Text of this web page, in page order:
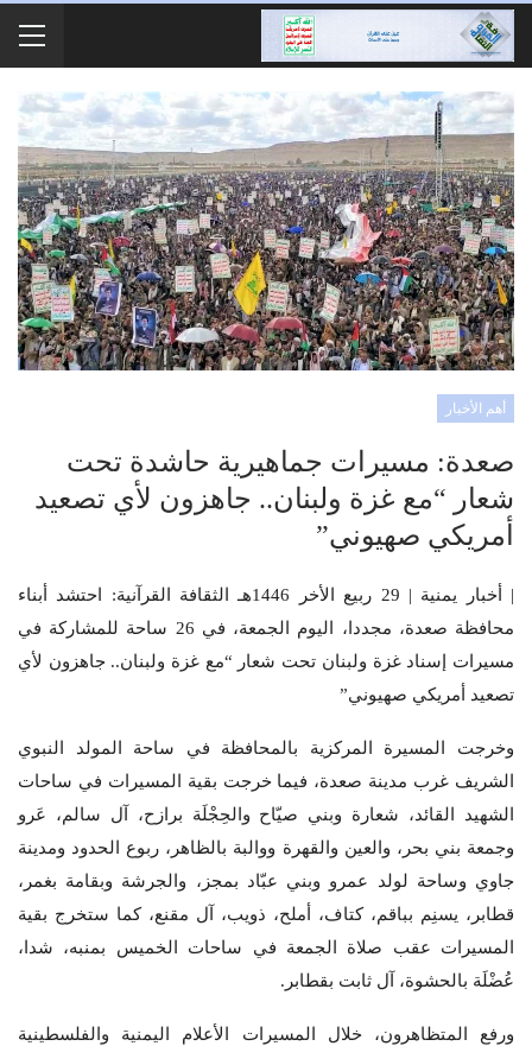
أهم الأخبار
صعدة: مسيرات جماهيرية حاشدة تحت
شعار “مع غزة ولبنان.. جاهزون لأي تصعيد
أمريكي صهيوني”
| أخبار يمنية | 29 ربيع الأخر 1446هـ الثقافة القرآنية: احتشد أبناء
محافظة صعدة، مجددا، اليوم الجمعة، في 26 ساحة للمشاركة في
مسيرات إسناد غزة ولبنان تحت شعار “مع غزة ولبنان.. جاهزون لأي
تصعيد أمريكي صهيوني”
وخرجت المسيرة المركزية بالمحافظة في ساحة المولد النبوي
الشريف غرب مدينة صعدة، فيما خرجت بقية المسيرات في ساحات
الشهيد القائد، شعارة وبني صيّاح والحِجْلَة برازح، آل سالم، عَرو
وجمعة بني بحر، والعين والقهرة ووالبة بالظاهر، ربوع الحدود ومدينة
جاوي وساحة لولد عمرو وبني عبّاد بمجز، والجرشة وبقامة بغمر،
قطابر، يسنِم بباقم، كتاف، أملح، ذويب، آل مقنع، كما ستخرج بقية
المسيرات عقب صلاة الجمعة في ساحات الخميس بمنبه، شدا،
عُضْلَة بالحشوة، آل ثابت بقطابر.
ورفع المتظاهرون، خلال المسيرات الأعلام اليمنية والفلسطينية